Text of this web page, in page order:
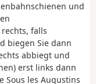
und
falls
biegen Sie dann
abbiegt und
erst links dann
Sous les Augustins